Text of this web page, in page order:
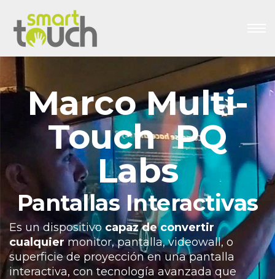
Marco Multi-
Touch PQ
Labs
Pantallas Interactivas
Es un dispositivocapaz de convertir
cualquiermonitor, pantalla, videowall, o
superficie de proyección en una pantalla
interactiva, con tecnología avanzada que